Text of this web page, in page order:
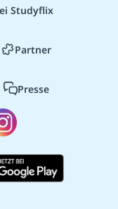
Studyflix
Partner
Presse